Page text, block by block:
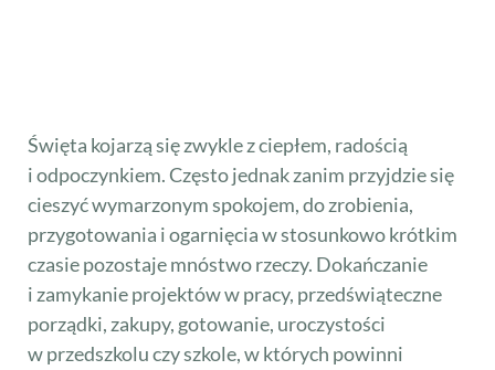
Święta kojarzą się zwykle z ciepłem, radością
i odpoczynkiem. Często jednak zanim przyjdzie się
cieszyć wymarzonym spokojem, do zrobienia,
przygotowania i ogarnięcia w stosunkowo krótkim
czasie pozostaje mnóstwo rzeczy. Dokańczanie
i zamykanie projektów w pracy, przedświąteczne
porządki, zakupy, gotowanie, uroczystości
w przedszkolu czy szkole, w których powinni